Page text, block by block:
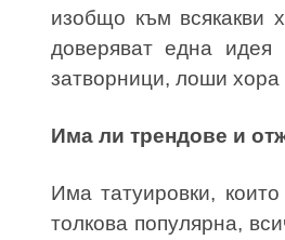
изобщо към всякакви
доверяват една
затворници, лоши хора
Има ли трендове и
Има татуировки,
толкова популярна,